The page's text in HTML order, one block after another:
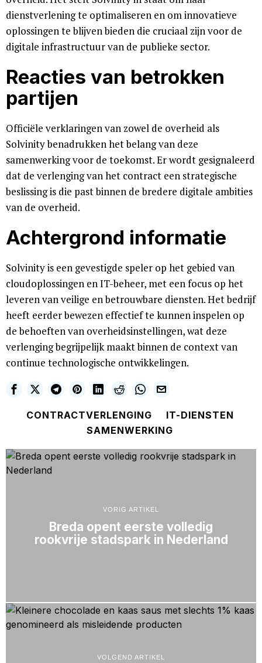
dienstverlening te optimaliseren en om innovatieve
oplossingen te blijven bieden die cruciaal zijn voor de
digitale infrastructuur van de publieke sector.
Reacties van betrokken
partijen
Officiële verklaringen van zowel de overheid als
Solvinity benadrukken het belang van deze
samenwerking voor de toekomst. Er wordt gesignaleerd
dat de verlenging van het contract een strategische
beslissing is die past binnen de bredere digitale ambities
van de overheid.
Achtergrond informatie
Solvinity is een gevestigde speler op het gebied van
cloudoplossingen en IT-beheer, met een focus op het
leveren van veilige en betrouwbare diensten. Het bedrijf
heeft eerder bewezen effectief te kunnen inspelen op
de behoeften van overheidsinstellingen, wat deze
verlenging begrijpelijk maakt binnen de context van
continue technologische ontwikkelingen.
CONTRACTVERLENGING
IT-DIENSTEN
SAMENWERKING
VORIG ARTIKEL
Breda opent eerste volledig
rookvrije stadspark in Nederland
VOLGEND ARTIKEL